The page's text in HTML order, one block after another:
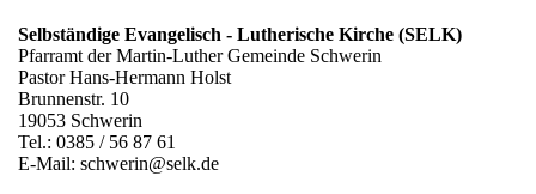
Selbständige Evangelisch - Lutherische Kirche (SELK)
Pfarramt der Martin-Luther Gemeinde Schwerin
Pastor Hans-Hermann Holst
Brunnenstr. 10
19053 Schwerin
Tel.: 0385 / 56 87 61
E-Mail: schwerin@selk.de